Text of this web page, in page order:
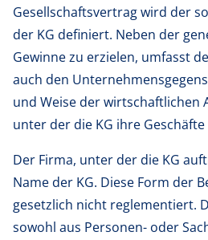
Gesellschaftsvertrag wird der
der KG definiert. Neben der
Gewinne zu erzielen, umfasst
auch den
und Weise der wirtschaftlichen
unter der die KG ihre
Der Firma, unter der die KG
Name der KG. Diese Form der
gesetzlich nicht reglementiert.
sowohl aus Personen- oder